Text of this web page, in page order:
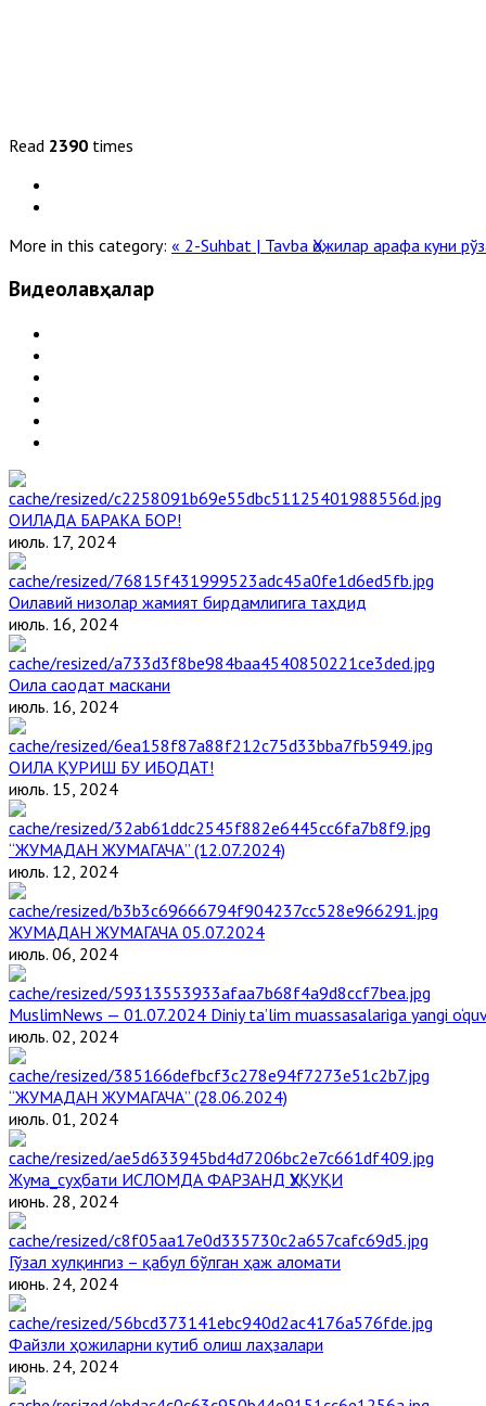
Read 2390 times
More in this category: « 2-Suhbat | Tavba Ҳожилар арафа куни
Видеолавҳалар
ОИЛАДА БАРАКА БОР!
июль. 17, 2024
Оилавий низолар жамият бирдамлигига таҳдид
июль. 16, 2024
Оила саодат маскани
июль. 16, 2024
ОИЛА ҚУРИШ БУ ИБОДАТ!
июль. 15, 2024
“ЖУМАДАН ЖУМАГАЧА” (12.07.2024)
июль. 12, 2024
ЖУМАДАН ЖУМАГАЧА 05.07.2024
июль. 06, 2024
MuslimNews — 01.07.2024 Diniy ta’lim muassasalariga yangi
июль. 02, 2024
“ЖУМАДАН ЖУМАГАЧА” (28.06.2024)
июль. 01, 2024
Жума_суҳбати ИСЛОМДА ФАРЗАНД ҲУҚУҚИ
июнь. 28, 2024
Гўзал хулқингиз – қабул бўлган ҳаж аломати
июнь. 24, 2024
Файзли ҳожиларни кутиб олиш лаҳзалари
июнь. 24, 2024